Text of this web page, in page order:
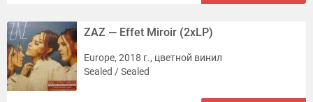
ZAZ — Effet Miroir (2xLP)
Europe, 2018 г., цветной винил
Sealed / Sealed